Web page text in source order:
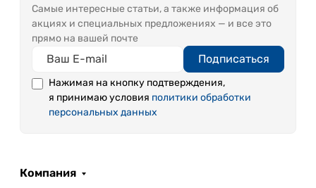
Самые интересные статьи, а также информация об
акциях и специальных предложениях — и все это
прямо на вашей почте
Подписаться
Нажимая на кнопку подтверждения,
я принимаю условия политики обработки
персональных данных
Компания